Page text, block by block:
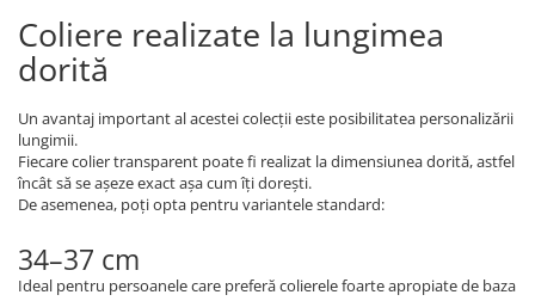
Coliere realizate la lungimea
dorită
Un avantaj important al acestei colecții este posibilitatea personalizării
lungimii.
Fiecare colier transparent poate fi realizat la dimensiunea dorită, astfel
încât să se așeze exact așa cum îți dorești.
De asemenea, poți opta pentru variantele standard:
34–37 cm
Ideal pentru persoanele care preferă colierele foarte apropiate de baza